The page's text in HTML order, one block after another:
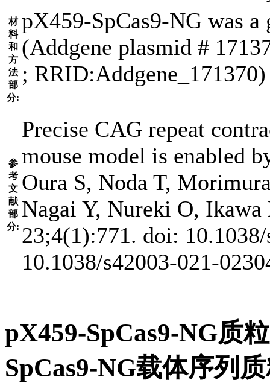
材
料
和
方
法
部
分:
pX459-SpCas9-NG was
(Addgene plasmid #
; RRID:Addgene_171370)
参
考
文
献
部
分:
Precise CAG repeat
mouse model is enabled
Oura S, Noda T,
Nagai Y, Nureki O,
23;4(1):771. doi:
10.1038/s42003-021-
pX459-SpCas9-NG质
SpCas9-NG载体序列